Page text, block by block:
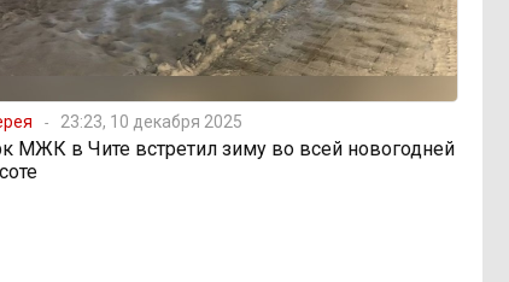
23:23, 10 декабря 2025
МЖК в Чите встретил зиму во всей новогодней